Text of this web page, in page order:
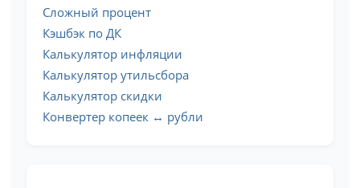
Сложный процент
Кэшбэк по ДК
Калькулятор инфляции
Калькулятор утильсбора
Калькулятор скидки
Конвертер копеек ↔ рубли